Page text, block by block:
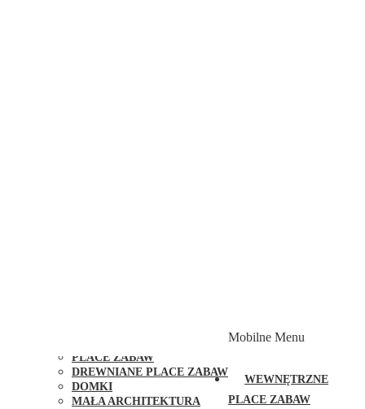
PLACE ZABAW
DREWNIANE PLACE ZABAW
DOMKI
MAŁA ARCHITEKTURA
Mobilne Menu
WEWNĘTRZNE
PLACE ZABAW